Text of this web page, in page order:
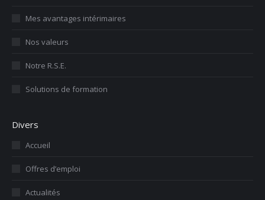
Mes avantages intérimaires
Nos valeurs
Notre R.S.E.
Solutions de formation
Divers
Accueil
Offres d’emploi
Actualités